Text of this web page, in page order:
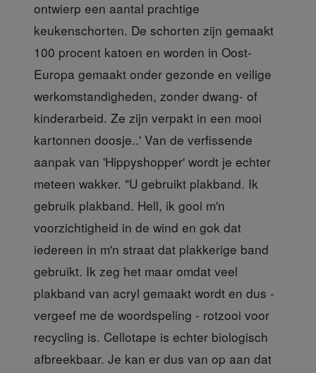
ontwierp een aantal prachtige
keukenschorten. De schorten zijn gemaakt
100 procent katoen en worden in Oost-
Europa gemaakt onder gezonde en veilige
werkomstandigheden, zonder dwang- of
kinderarbeid. Ze zijn verpakt in een mooi
kartonnen doosje..' Van de verfissende
aanpak van 'Hippyshopper' wordt je echter
meteen wakker. "U gebruikt plakband. Ik
gebruik plakband. Hell, ik gooi m'n
voorzichtigheid in de wind en gok dat
iedereen in m'n straat dat plakkerige band
gebruikt. Ik zeg het maar omdat veel
plakband van acryl gemaakt wordt en dus -
vergeef me de woordspeling - rotzooi voor
recycling is. Cellotape is echter biologisch
afbreekbaar. Je kan er dus van op aan dat